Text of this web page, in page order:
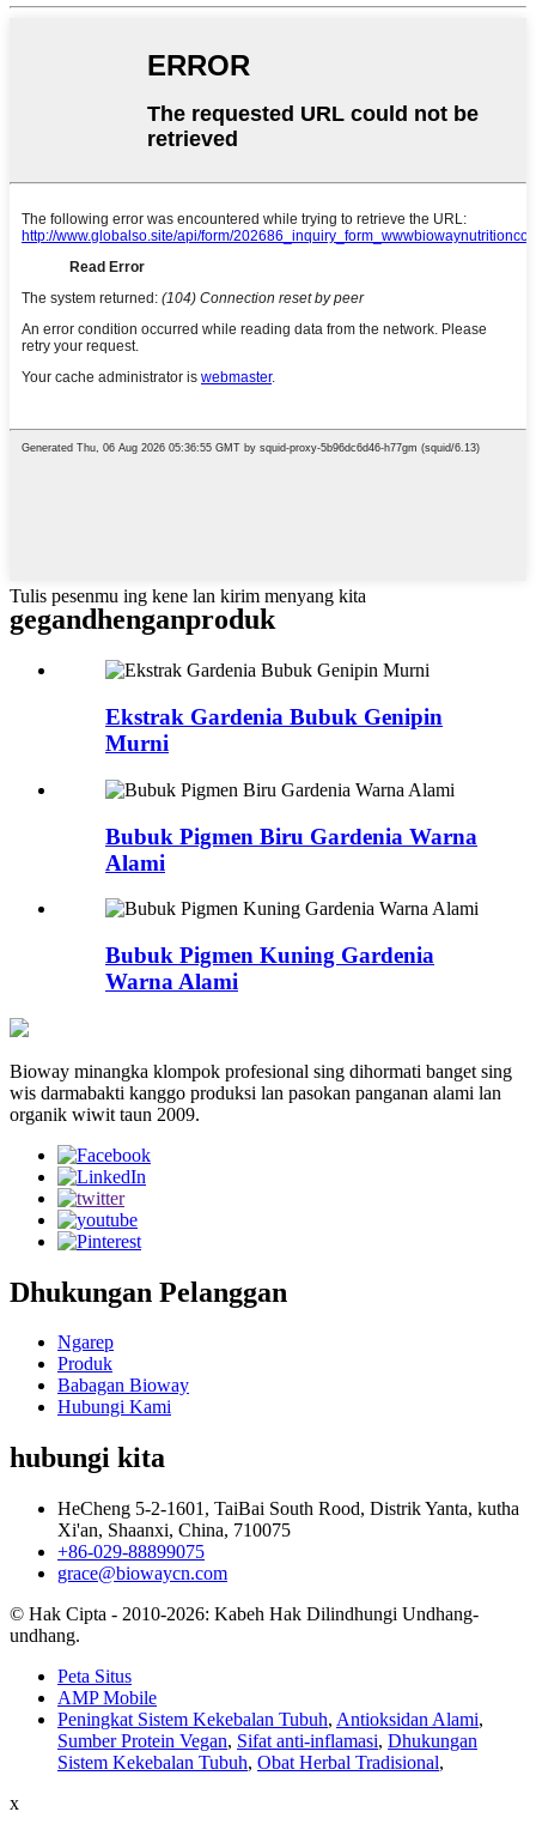
Tulis pesenmu ing kene lan kirim menyang kita
gegandhenganproduk
Ekstrak Gardenia Bubuk Genipin
Murni
Bubuk Pigmen Biru Gardenia Warna
Alami
Bubuk Pigmen Kuning Gardenia
Warna Alami
Bioway minangka klompok profesional sing dihormati banget sing
wis darmabakti kanggo produksi lan pasokan panganan alami lan
organik wiwit taun 2009.
Dhukungan Pelanggan
Ngarep
Produk
Babagan Bioway
Hubungi Kami
hubungi kita
HeCheng 5-2-1601, TaiBai South Rood, Distrik Yanta, kutha
Xi'an, Shaanxi, China, 710075
+86-029-88899075
grace@biowaycn.com
© Hak Cipta - 2010-2026: Kabeh Hak Dilindhungi Undhang-
undhang.
Peta Situs
AMP Mobile
Peningkat Sistem Kekebalan Tubuh, Antioksidan Alami,
Sumber Protein Vegan, Sifat anti-inflamasi, Dhukungan
Sistem Kekebalan Tubuh, Obat Herbal Tradisional,
x